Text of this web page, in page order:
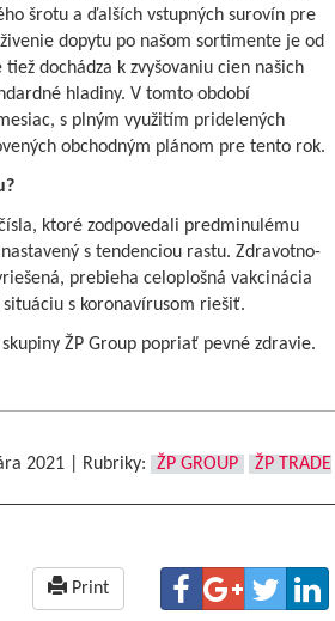
šrotu a ďalších vstupných surovín pre
dopytu po našom sortimente je od
dochádza k zvyšovaniu cien našich
hladiny. V tomto období
s plným využitím pridelených
obchodným plánom pre tento rok.
ktoré zodpovedali predminulému
s tendenciou rastu. Zdravotno-
prebieha celoplošná vakcinácia
s koronavírusom riešiť.
ŽP Group popriať pevné zdravie.
2021| Rubriky: ŽP GROUP
ŽP TRADE
Print